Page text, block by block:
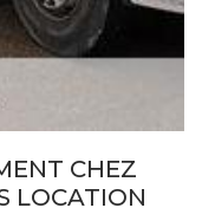
CHEZ
LOCATION